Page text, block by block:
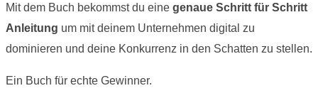
Mit dem Buch bekommst du eine genaue Schritt für Schritt
Anleitung um mit deinem Unternehmen digital zu
dominieren und deine Konkurrenz in den Schatten zu stellen.
Ein Buch für echte Gewinner.